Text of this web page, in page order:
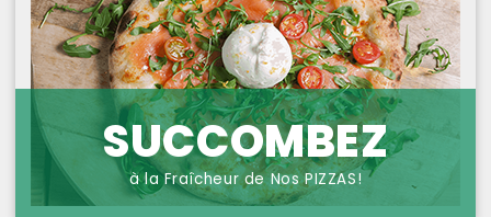
NOS PIZZAS FROMAGES
NOS SAVEURS D AILLEURS
OFFRE PRIMA
OFFRE MEZZO
PROTECTION DES
DONNÉES
SUCCOMBEZ
à la Fraîcheur de Nos PIZZAS!